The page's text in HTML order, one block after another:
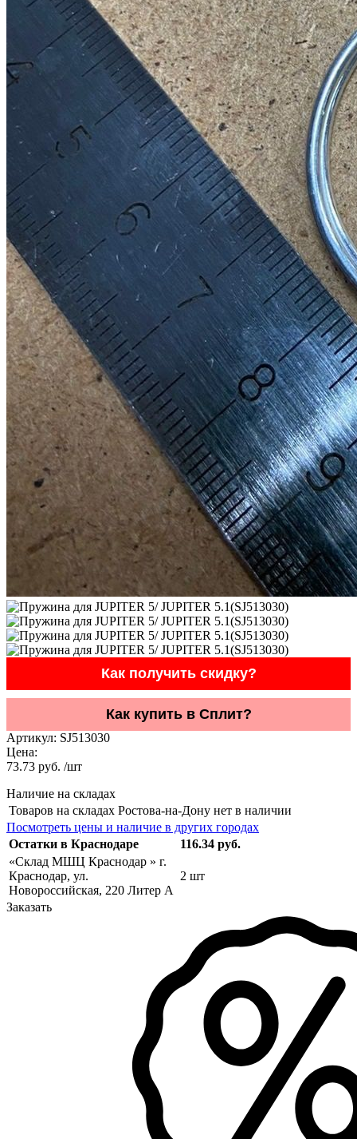
Как получить скидку?
Как купить в Сплит?
Артикул: SJ513030
Цена:
73.73 руб. /шт
Наличие на складах
Товаров на складах Ростова-на-Дону нет в наличии
Посмотреть цены и наличие в других городах
Остатки в Краснодаре
116.34 руб.
«Склад МШЦ Краснодар » г.
Краснодар, ул.
Новороссийская, 220 Литер А
2 шт
Заказать